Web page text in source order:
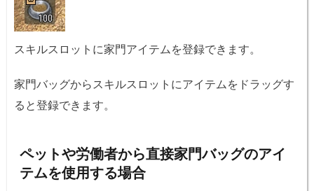
スキルスロットに家門アイテムを登録できます。
家門バッグからスキルスロットにアイテムをドラッグす
ると登録できます。
ペットや労働者から直接家門バッグのアイ
テムを使用する場合